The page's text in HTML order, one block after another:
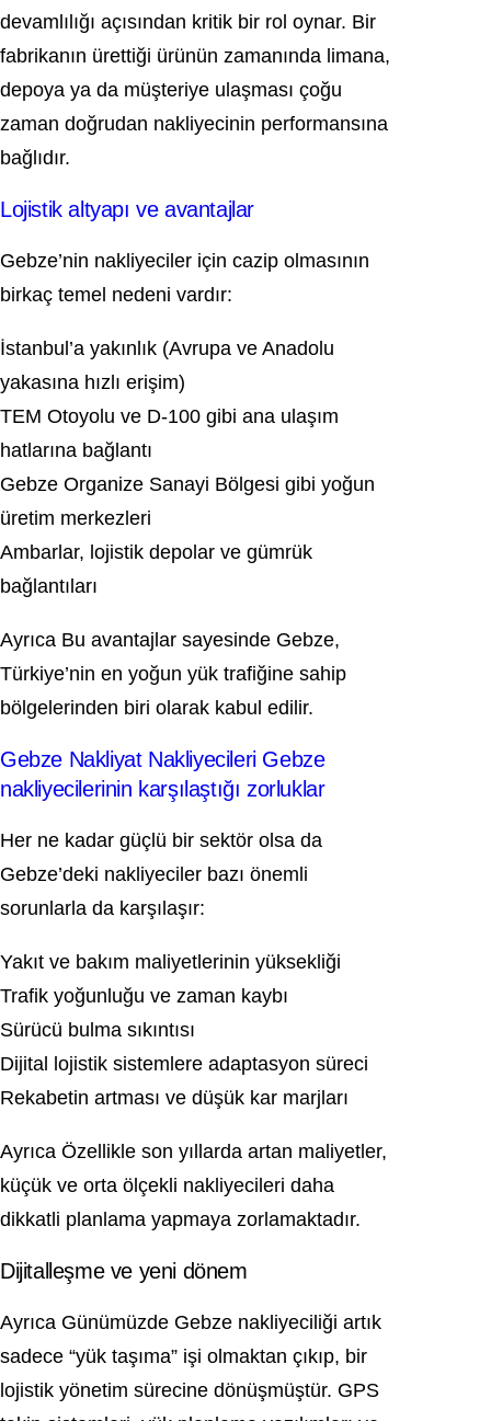
devamlılığı açısından kritik bir rol oynar. Bir
fabrikanın ürettiği ürünün zamanında limana,
depoya ya da müşteriye ulaşması çoğu
zaman doğrudan nakliyecinin performansına
bağlıdır.
Lojistik altyapı ve avantajlar
Gebze’nin nakliyeciler için cazip olmasının
birkaç temel nedeni vardır:
İstanbul’a yakınlık (Avrupa ve Anadolu
yakasına hızlı erişim)
TEM Otoyolu ve D-100 gibi ana ulaşım
hatlarına bağlantı
Gebze Organize Sanayi Bölgesi gibi yoğun
üretim merkezleri
Ambarlar, lojistik depolar ve gümrük
bağlantıları
Ayrıca Bu avantajlar sayesinde Gebze,
Türkiye’nin en yoğun yük trafiğine sahip
bölgelerinden biri olarak kabul edilir.
Gebze Nakliyat Nakliyecileri Gebze
nakliyecilerinin karşılaştığı zorluklar
Her ne kadar güçlü bir sektör olsa da
Gebze’deki nakliyeciler bazı önemli
sorunlarla da karşılaşır:
Yakıt ve bakım maliyetlerinin yüksekliği
Trafik yoğunluğu ve zaman kaybı
Sürücü bulma sıkıntısı
Dijital lojistik sistemlere adaptasyon süreci
Rekabetin artması ve düşük kar marjları
Ayrıca Özellikle son yıllarda artan maliyetler,
küçük ve orta ölçekli nakliyecileri daha
dikkatli planlama yapmaya zorlamaktadır.
Dijitalleşme ve yeni dönem
Ayrıca Günümüzde Gebze nakliyeciliği artık
sadece “yük taşıma” işi olmaktan çıkıp, bir
lojistik yönetim sürecine dönüşmüştür. GPS